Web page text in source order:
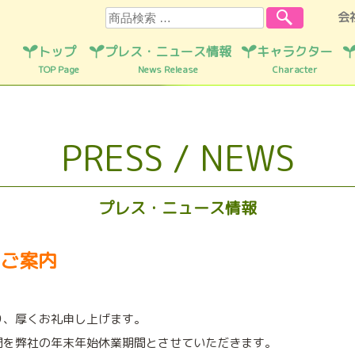
トップ
TOP Page
プレス・ニュース情報
News Release
キャラクター
Character
会
検索
PRESS / NEWS
プレス・ニュース情報
案内
厚くお礼申し上げます。
弊社の年末年始休業期間とさせていただきます。